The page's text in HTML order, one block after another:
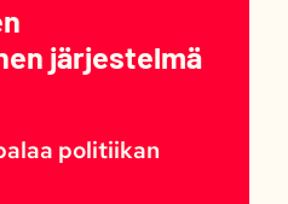
järjestelmä
politiikan